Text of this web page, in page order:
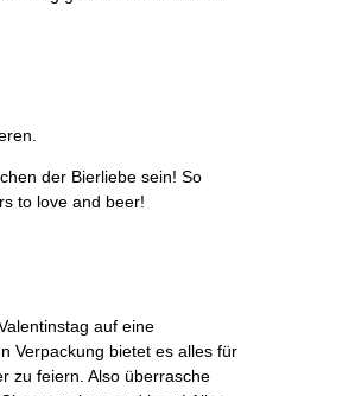
der Bierliebe sein! So
to love and beer!
auf eine
Verpackung bietet es alles für
zu feiern. Also überrasche